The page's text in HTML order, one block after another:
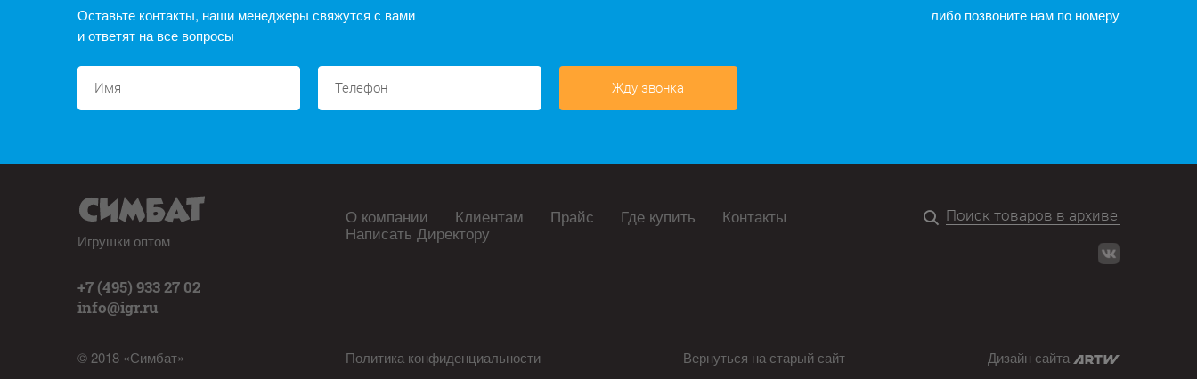
Оставьте контакты, наши менеджеры свяжутся с вами
и ответят на все вопросы
либо позвоните нам по номеру
Жду звонка
Игрушки оптом
+7 (495) 933 27 02
info@igr.ru
© 2018 «Симбат»
О компании Клиентам Прайс Где купить Контакты
Написать Директору
Политика конфиденциальности Вернуться на старый сайт Дизайн сайта